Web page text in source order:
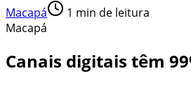
Macapá 1 min de leitura
Macapá
Canais digitais têm